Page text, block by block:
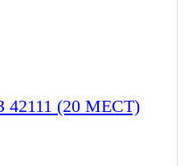
(20 МЕСТ)